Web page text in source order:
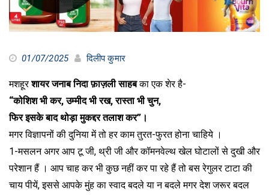
01/07/2025 दिलीप कुमार
मशहूरशायर जनाब निदा फ़ाज़ली साहबका एक शेर है-
“कोशिश भी कर, उम्मीद भी रख, रास्ता भी चुन,
फिर इसके बाद थोड़ा मुकद्दर तलाश कर”।
मगर विज्ञापनों की दुनिया में तो हर काम तुरत-फुरत होना चाहिये ।
1-मसलन अगर आप टू जी, थ्री जी और कॉमनवेल्थ खेल घोटालों से दुखी और
परेशान हैं । आप चाह कर भी कुछ नहीं कर पा रहे हैं तो बस रेगुलर टाटा की
चाय पीयें, इससे आपके मुंह का स्वाद बदले या न बदले मगर देश जरूर बदल